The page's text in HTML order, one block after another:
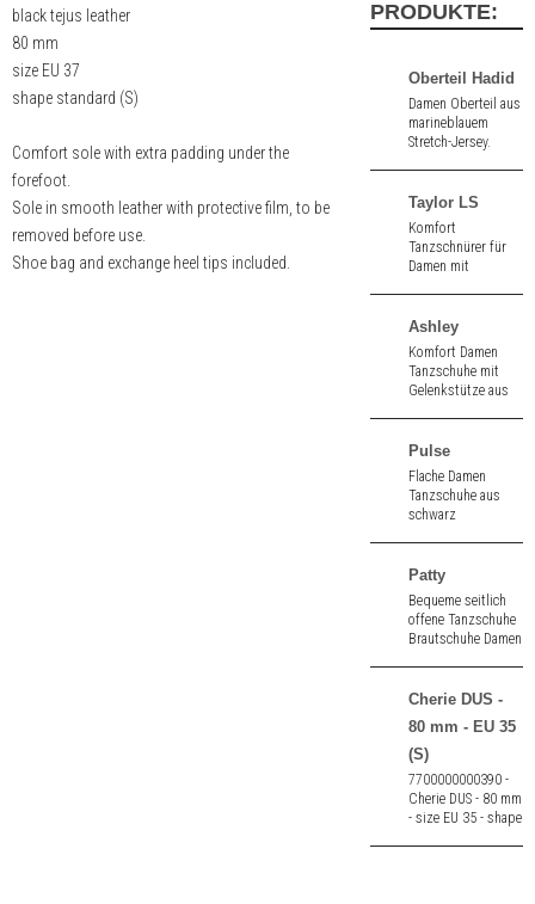
black tejus leather
80 mm
size EU 37
shape standard (S)
Comfort sole with extra padding under the
forefoot.
Sole in smooth leather with protective film, to be
removed before use.
Shoe bag and exchange heel tips included.
PRODUKTE:
Oberteil Hadid
Damen Oberteil aus
marineblauem
Stretch-Jersey.
Taylor LS
Komfort
Tanzschnürer für
Damen mit
Nappaleder. 1,5 cm
hoher Absatz.
Ledersohle.
Ashley
Komfort Damen
Tanzschuhe mit
Gelenkstütze aus
Absatz.
Pulse
Flache Damen
Tanzschuhe aus
schwarz
Patty
Bequeme seitlich
offene Tanzschuhe
Brautschuhe Damen
Cherie DUS -
80 mm - EU 35
(S)
7700000000390 -
Cherie DUS - 80 mm
- size EU 35 - shape